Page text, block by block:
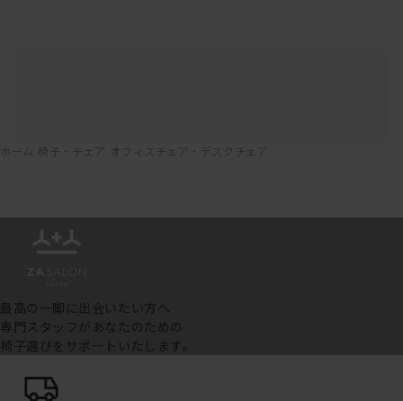
ホーム 椅子・チェア オフィスチェア・デスクチェア
最高の一脚に出会いたい方へ
専門スタッフがあなたのための
椅子選びをサポートいたします。